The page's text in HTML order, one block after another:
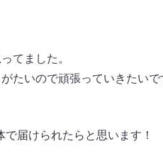
てました。
たいので頑張っていきたいで
届けられたらと思います！